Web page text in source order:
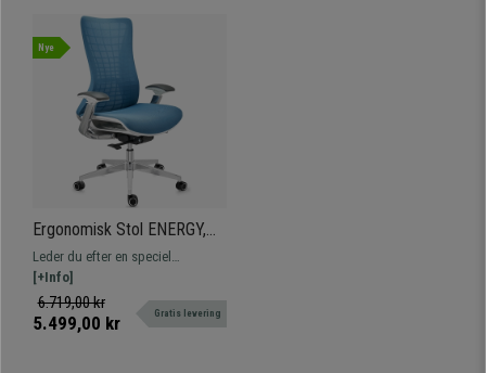
Nye
Ergonomisk Stol ENERGY,
Unikt Design, Højeste
Teknologi og Kvalitet, I Blåt
Net
Leder du efter en speciel
kontorstol? Denne model er 100%
eksklusiv, den maksimale
repræsentant inden for design og
[+Info]
6.719,00 kr
5.499,00 kr Gratis levering